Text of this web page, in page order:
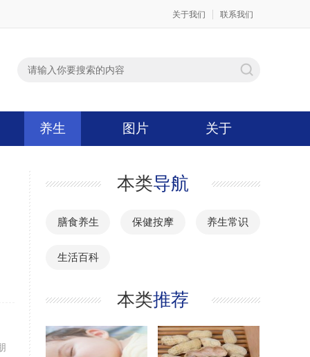
关于我们 联系我们
养生 图片 关于
本类导航
膳食养生 保健按摩 养生常识
生活百科
本类推荐